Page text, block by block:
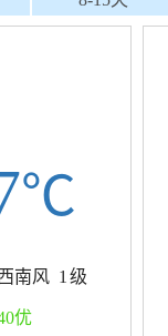
南风 1级
℃
优